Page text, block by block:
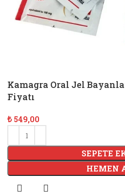
Kamagra Oral Jel
Fiyatı
₺549,00
SEPETE
HEMEN